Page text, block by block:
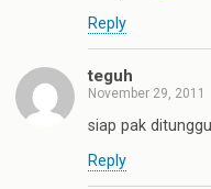
Reply
teguh
November 29, 2011
siap pak
Reply